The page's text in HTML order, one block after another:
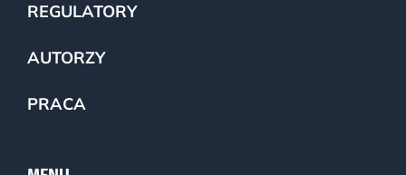
REGULATORY
AUTORZY
PRACA